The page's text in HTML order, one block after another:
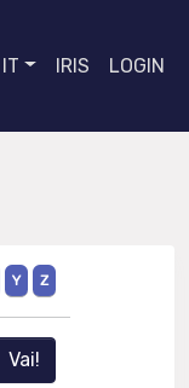
IT IRIS LOGIN
Y Z